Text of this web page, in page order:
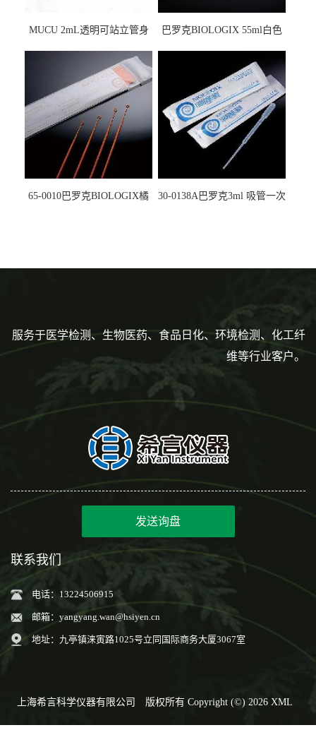
MUCU 2mL透明可站立管身
巴罗克BIOLOGIX 55ml白色
马射线灭菌25-0051
65-0010巴罗克BIOLOGIX橘
30-0138A巴罗克3ml 吸管一次
服务于医学检测、生物医药、食品日化、环境检测、化工纤
维等行业客户。
发送询盘
联系我们
电话：13224506915
邮箱： yangyang.wan@hsiyen.cn
地址：九亭镇涞寅路1025号立同国际商务大厦3067室
上海希言科学仪器有限公司 版权所有 Copyright (©) 2026 XML